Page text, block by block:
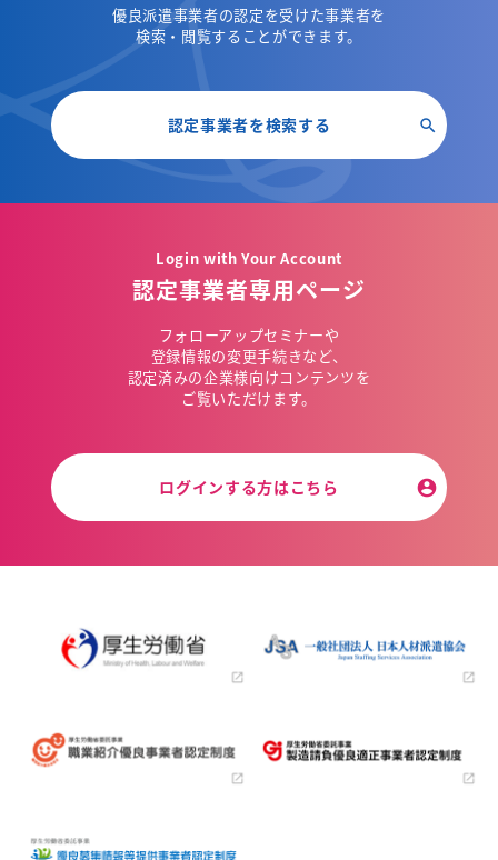
優良派遣事業者の認定を受けた事業者を
検索・閲覧することができます。
認定事業者を検索する
Login with Your Account
認定事業者専用ページ
フォローアップセミナーや
登録情報の変更手続きなど、
認定済みの企業様向けコンテンツを
ご覧いただけます。
ログインする方はこちら